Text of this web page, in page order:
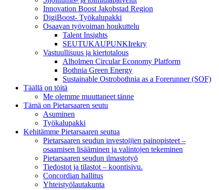
Innovation Boost Jakobstad Region
DigiBoost- Työkalupakki
Osaavan työvoiman houkuttelu
Talent Insights
SEUTUKAUPUNKIrekry
Vastuullisuus ja kiertotalous
Alholmen Circular Economy Platform
Bothnia Green Energy
Sustainable Ostrobothnia as a Forerunner (SOF)
Täällä on töitä
Me olemme muuttaneet tänne
Tämä on Pietarsaaren seutu
Asuminen
Työkalupakki
Kehitämme Pietarsaaren seutua
Pietarsaaren seudun investoijien painopisteet –
osaamisen lisääminen ja valintojen tekeminen
Pietarsaaren seudun ilmastotyö
Tiedostot ja tilastot – koontisivu.
Concordian hallitus
Yhteistyölautakunta